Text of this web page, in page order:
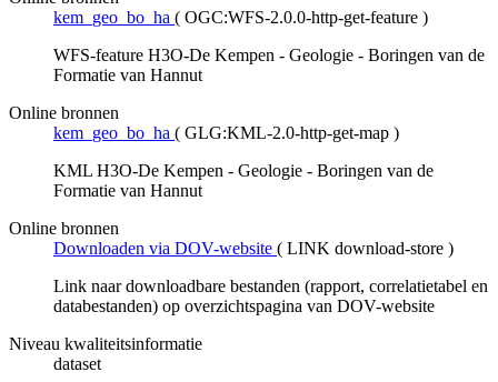
kem_geo_bo_ha ( OGC:WFS-2.0.0-http-get-feature )
WFS-feature H3O-De Kempen - Geologie - Boringen van de
Formatie van Hannut
Online bronnen
kem_geo_bo_ha ( GLG:KML-2.0-http-get-map )
KML H3O-De Kempen - Geologie - Boringen van de
Formatie van Hannut
Online bronnen
Downloaden via DOV-website ( LINK download-store )
Link naar downloadbare bestanden (rapport, correlatietabel en
databestanden) op overzichtspagina van DOV-website
Niveau kwaliteitsinformatie
dataset